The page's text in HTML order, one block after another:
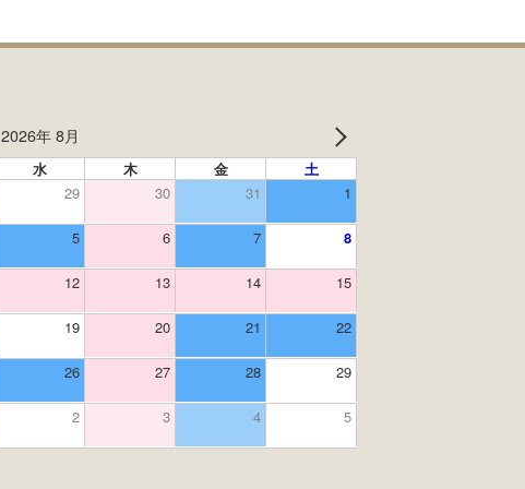
2026年 8月
水 木 金
土
29 30 31 1
5 6 7 8
12 13 14 15
19 20 21 22
26 27 28 29
2 3 4 5